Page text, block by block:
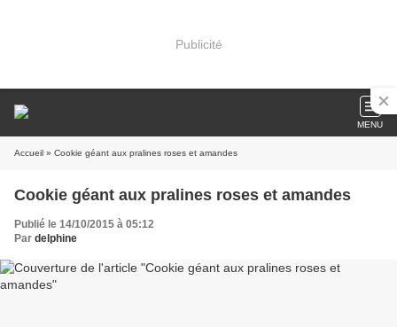
Publicité
MENU
Accueil » Cookie géant aux pralines roses et amandes
Cookie géant aux pralines roses et amandes
Publié le 14/10/2015 à 05:12
Par delphine